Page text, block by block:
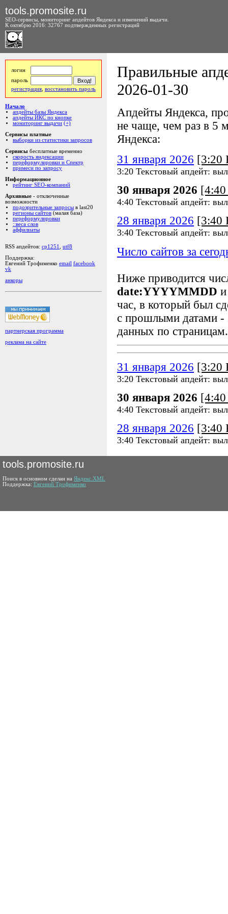
tools.promosite.ru
SEO-сервисы, мониторинг апдейтов Яндекса и изменений выдачи.
К октябрю 2016: 32767 подтвержденных регистраций
логин
пароль
регистрация восстановить пароль
Начало
апдейты базы Яндекса
апдейты ИКС по кнопке
мониторинг выдачи (+)
Сервисы платные
выборки из статистики запросов
Сервисы бесплатные временно
скорость яндексации
переформулировки и Спектр
примеси по запросу
Информационное
рейтинг SEO-компаний
Архивные - отключенные
возможности
подозрительные запросы в last20
регионы сайтов (малая база)
переформулировки
::веса слов
аффилиаты
RSS апдейтов: cp1251
utf8
Поддержка:
Евгений Трофименко email facebook
vk
анкоры
партнерская программа
реклама на сайте
Правильные
2026-01-30
Апдейты Яндекса,
не чаще, чем раз в 5
Яндекса:
31 января 2026 [3:20
3:20 Текстовый апдейт:
30 января 2026
4:40 Текстовый апдейт:
28 января 2026 [3:40
3:40 Текстовый апдейт:
Число сайтов за
Ниже приводится
date:YYYYMMDD
час, в который был
с прошлыми датами -
данных по страницам.
31 января 2026 [3:20
3:20 Текстовый апдейт:
30 января 2026
4:40 Текстовый апдейт:
28 января 2026 [3:40
3:40 Текстовый апдейт:
tools.promosite.ru
Поиск в основном сделан на Яндекс.XML
Поддержка: Евгений Трофименко